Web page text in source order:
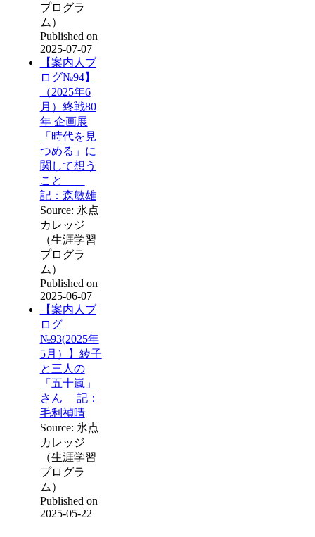
プログラ
ム）
Published on
2025-07-07
【案内人ブ
ログ№94】
（2025年6
月）終戦80
年 企画展
「時代を見
つめる」に
関して想う
こと
記：森敏雄
Source: 氷点
カレッジ
（生涯学習
プログラ
ム）
Published on
2025-06-07
【案内人ブ
ログ
№93(2025年
5月）】綾子
と三人の
「五十嵐」
さん 記：
毛利禎晴
Source: 氷点
カレッジ
（生涯学習
プログラ
ム）
Published on
2025-05-22